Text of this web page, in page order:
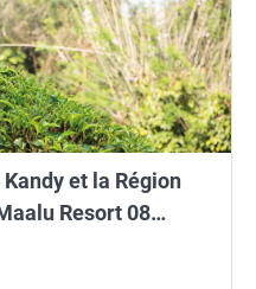
Kandy et la Région
Resort 08